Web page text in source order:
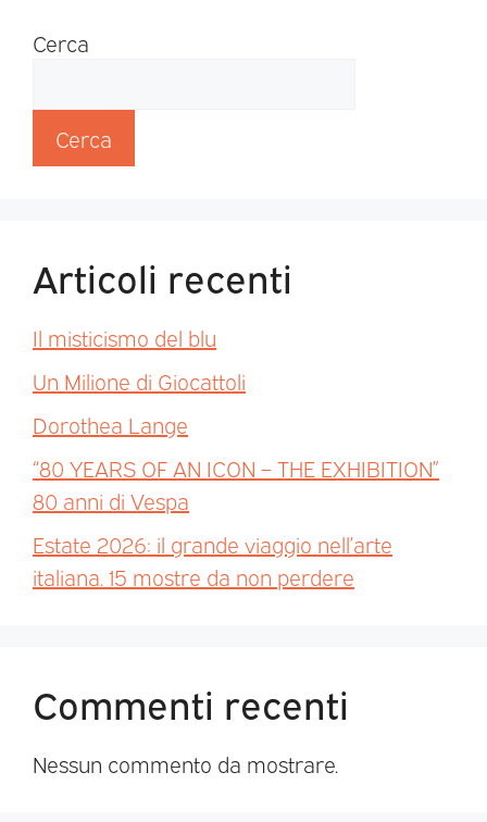
Cerca
Cerca
Articoli recenti
Il misticismo del blu
Un Milione di Giocattoli
Dorothea Lange
“80 YEARS OF AN ICON – THE EXHIBITION”
80 anni di Vespa
Estate 2026: il grande viaggio nell’arte
italiana. 15 mostre da non perdere
Commenti recenti
Nessun commento da mostrare.